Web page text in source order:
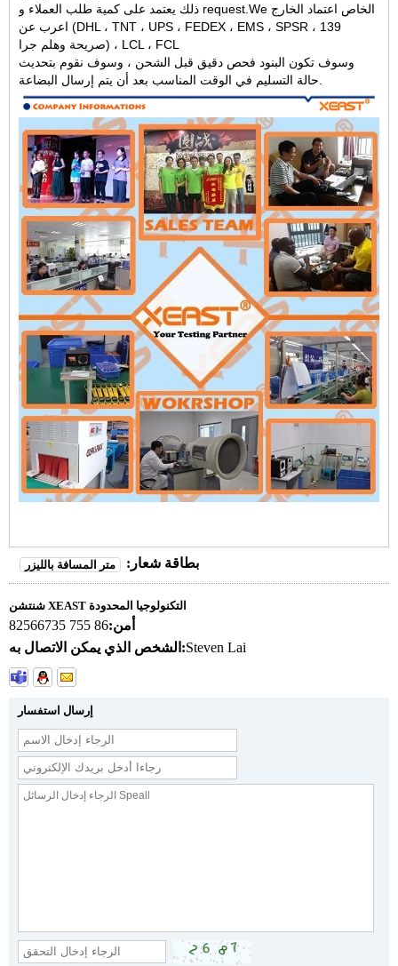
ذلك يعتمد على كمية طلب العملاء و request.We الخاص اعتماد الخارج
اعرب عن (DHL ، TNT ، UPS ، FEDEX ، EMS ، SPSR ، 139
صريحة وهلم جرا) ، LCL ، FCL
وسوف تكون البنود فحص دقيق قبل الشحن ، وسوف نقوم بتحديث
بطاقة شعار: متر المسافة بالليزر
شنتشن XEAST التكنولوجيا المحدودة
أمن:86 755 82566735
الشخص الذي يمكن الاتصال به:Steven Lai
إرسال استفسار